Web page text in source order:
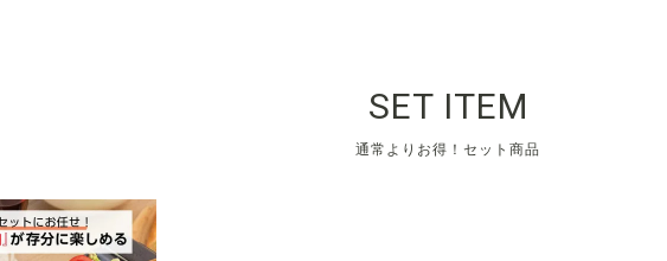
SET ITEM
通常よりお得！セット商品